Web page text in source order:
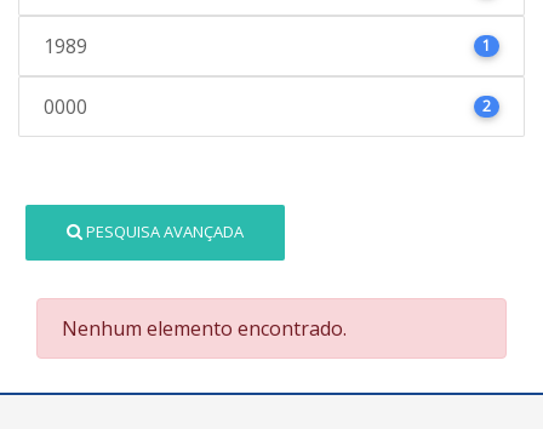
1989 1
0000 2
PESQUISA AVANÇADA
Nenhum elemento encontrado.